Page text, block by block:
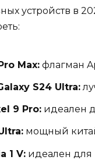
устройств в
Max: флагман
S24 Ultra:
9 Pro: идеален
мощный
1 V: идеален для